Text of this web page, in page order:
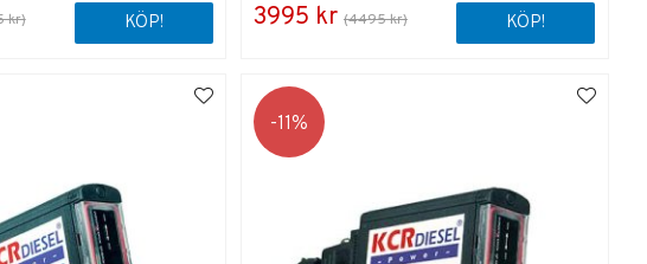
kr) KÖP! 3995 kr (4495 kr) KÖP!
11